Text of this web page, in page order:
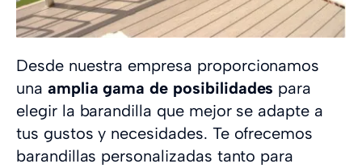
Desde nuestra empresa proporcionamos
una amplia gama de posibilidades para
elegir la barandilla que mejor se adapte a
tus gustos y necesidades. Te ofrecemos
barandillas personalizadas tanto para